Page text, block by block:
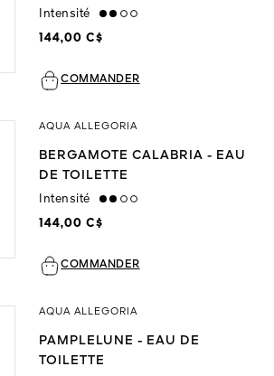
Intensité medium
144,00 C$
COMMANDER
AQUA ALLEGORIA
BERGAMOTE CALABRIA - EAU
DE TOILETTE
Intensité medium
144,00 C$
COMMANDER
AQUA ALLEGORIA
PAMPLELUNE - EAU DE
TOILETTE